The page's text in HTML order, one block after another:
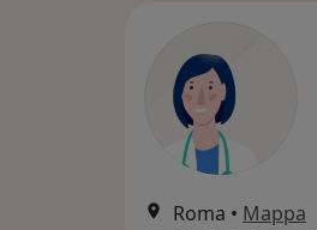
Roma • Mappa